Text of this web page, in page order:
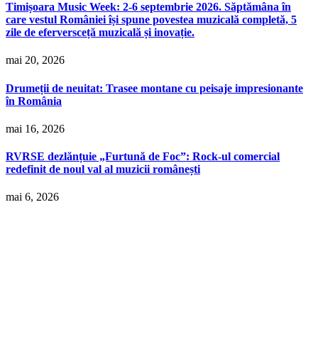
Timișoara Music Week: 2-6 septembrie 2026. Săptămâna în
care vestul României își spune povestea muzicală completă, 5
zile de eferversceță muzicală și inovație.
mai 20, 2026
Drumeții de neuitat: Trasee montane cu peisaje impresionante
în România
mai 16, 2026
RVRSE dezlănțuie „Furtună de Foc”: Rock-ul comercial
redefinit de noul val al muzicii românești
mai 6, 2026